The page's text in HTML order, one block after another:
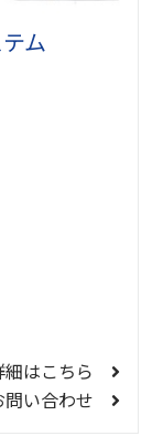
ム
細はこちら
問い合わせ